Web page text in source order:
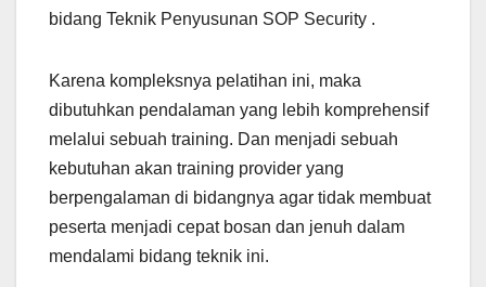
bidang Teknik Penyusunan SOP Security .
Karena kompleksnya pelatihan ini, maka
dibutuhkan pendalaman yang lebih komprehensif
melalui sebuah training. Dan menjadi sebuah
kebutuhan akan training provider yang
berpengalaman di bidangnya agar tidak membuat
peserta menjadi cepat bosan dan jenuh dalam
mendalami bidang teknik ini.